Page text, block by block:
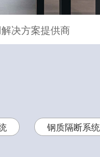
决方案提供商
钢质隔断系统